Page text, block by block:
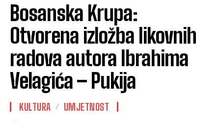
Bosanska Krupa:
Otvorena izložba likovnih
radova autora Ibrahima
Velagića – Pukija
KULTURA UMJETNOST